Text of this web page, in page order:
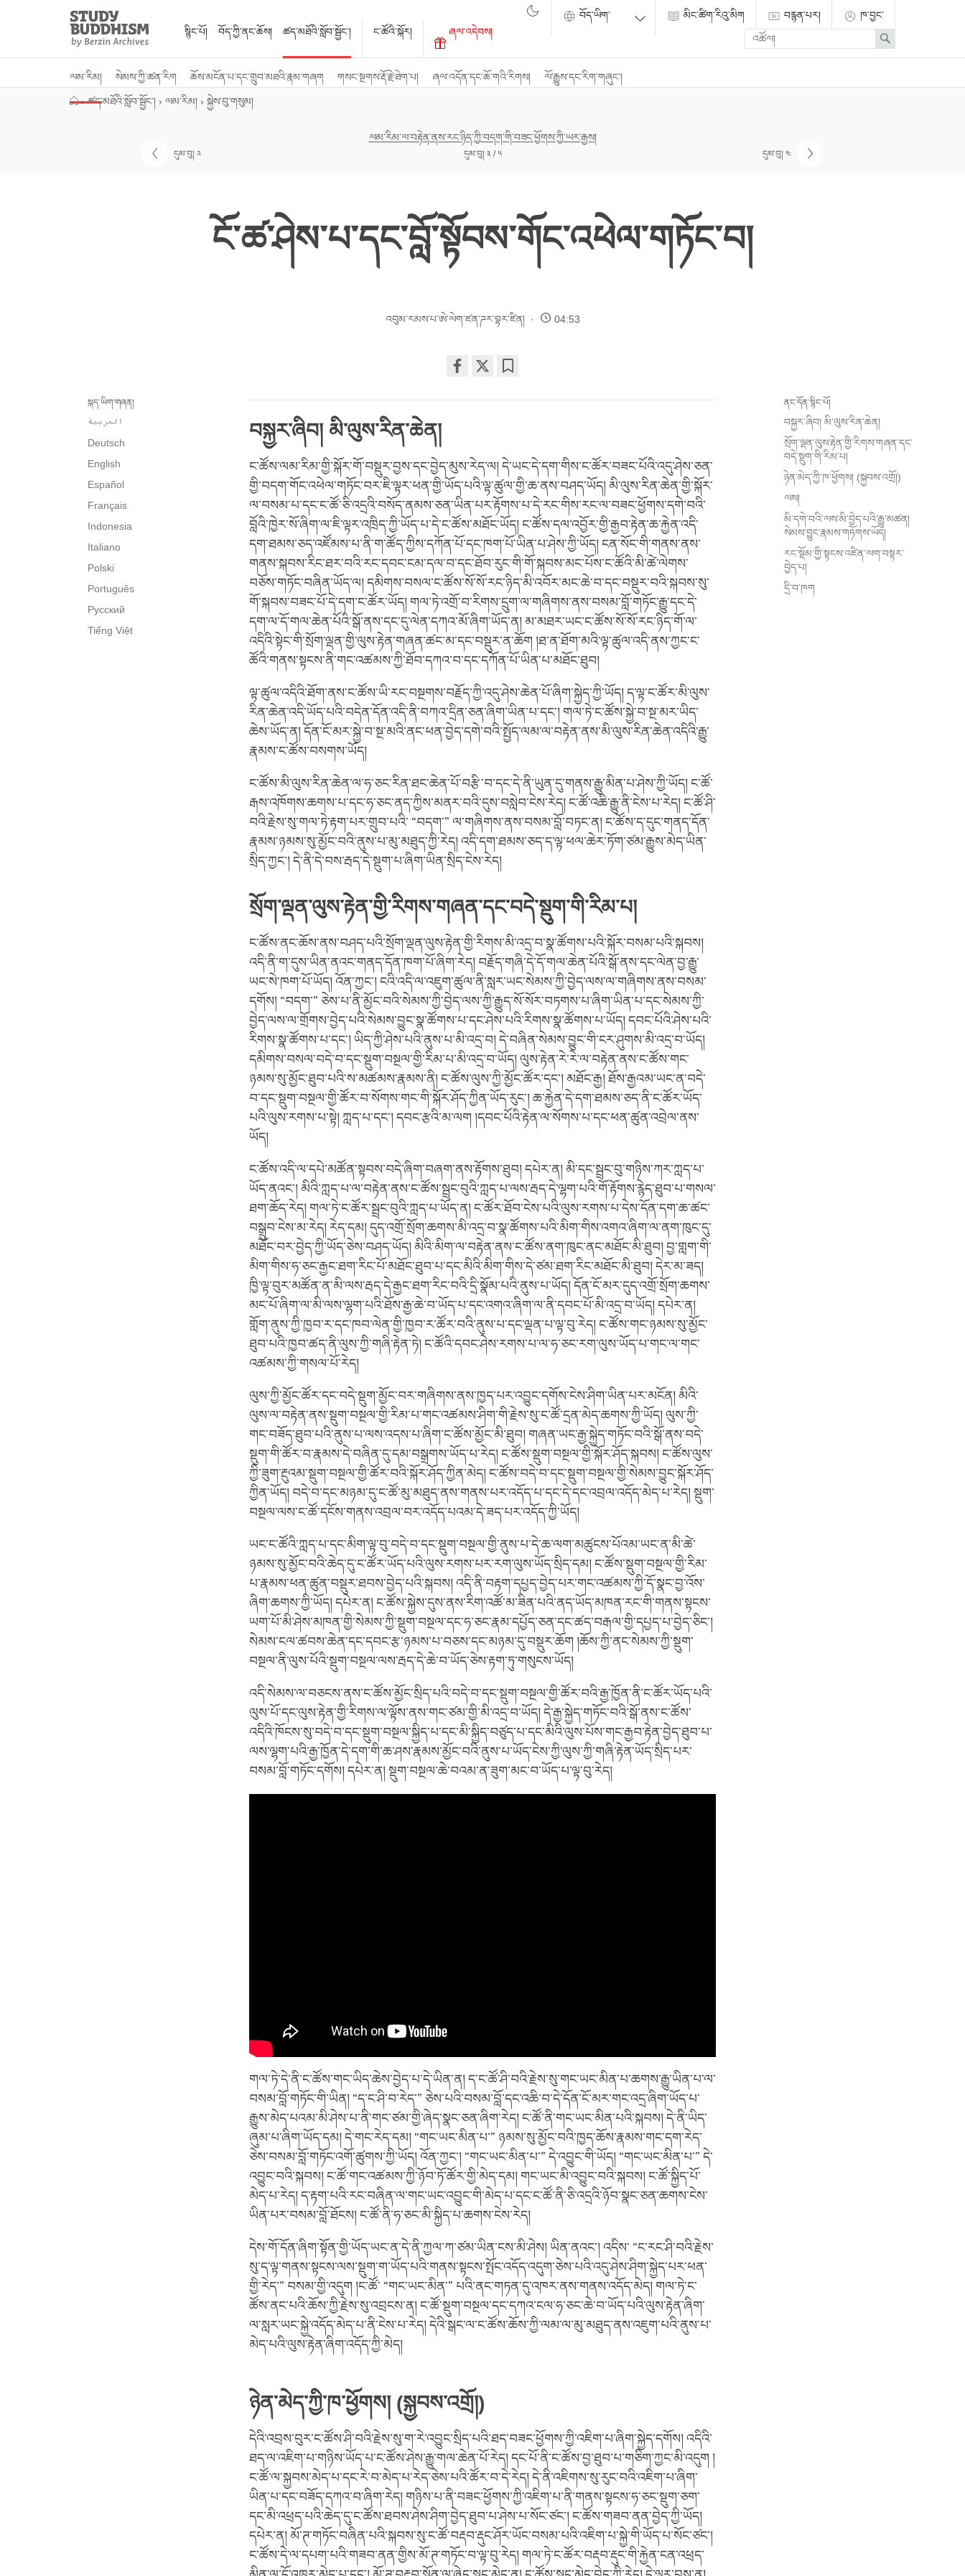
Study
Buddhism
Home
སྙིང་པོ། བོད་ཀྱི་ནང་ཆོས། ཚད་མཐོའི་སློབ་སྦྱོང་།
ལམ་རིམ། སེམས་ཀྱི་ཚན་རིག ཆོས་མངོན་པ་དང་གྲུབ་མཐའི་རྣམ་གཞག གསང་སྔགས་རྡོ་རྗེ་ཐེག་པ། ཞལ་འདོན་དང་ཆོ་གའི་རིགས། ལོ་རྒྱུས་དང་རིག་གཞུང་།
ང་ཚོའི་སྐོར། ཞལ་འདེབས།
མིང་ཚིག་རིའུ་མིག བརྙན་པར།
ཁ་བྱང་
Enter
search
term
Search
›ཚད་མཐོའི་སློབ་སྦྱོང་། › ལམ་རིམ། › སྐྱེས་བུ་གསུམ།
དུམ་བུ། ༢
ལམ་རིམ་ལ་བརྟེན་ནས་རང་ཉིད་ཀྱི་བདག་གི་བཟང་ཕྱོགས་ཀྱི་ཡར་རྒྱས།
དུམ་བུ། ༣ / ༥ དུམ་བུ། ༤
ངོ་ཚ་ཤེས་པ་དང་བློ་སྟོབས་གོང་འཕེལ་གཏོང་བ།
འབུམ་རམས་པ་ཨེ་ལེག་ཛན་ཌར་བྷར་ཛིན། 04:53
on
ནང་དོན་སྙིང་པོ།
བསྐྱར་ཞིབ། མི་ལུས་རིན་ཆེན།
སྲོག་ལྡན་ལུས་རྟེན་གྱི་རིགས་གཞན་དང་
བདེ་སྡུག་གི་རིམ་པ།
ཉེན་མེད་ཀྱི་ཁ་ཕྱོགས། (སྐྱབས་འགྲོ།)
ལས།
མི་དགེ་བའི་ལས་མི་བྱེད་པའི་རྒྱུ་མཚན།
སེམས་བྱུང་རྣམས་གཏོགས་ཡོད།
རང་སྡོམ་གྱི་སྟངས་འཛིན་ལག་བསྟར་
བྱེད་པ།
དྲི་བ་ཁག
སྐད་ཡིག་གཞན།
العربية
Deutsch
English
Español
Français
Indonesia
Italiano
Polski
Português
Русский
Tiếng Việt
བསྐྱར་ཞིབ། མི་ལུས་རིན་ཆེན།
ང་ཚོས་ལམ་རིམ་གྱི་སྐོར་གོ་བསྡུར་བྱས་དང་བྱེད་མུས་རེད་ལ། དེ་ཡང་དེ་དག་གིས་ང་ཚོར་བཟང་པོའི་འདུ་ཤེས་ཅན་
གྱི་བདག་གོང་འཕེལ་གཏོང་བར་ཇི་ལྟར་ཕན་གྱི་ཡོད་པའི་ལྟ་ཚུལ་གྱི་ཆ་ནས་བཤད་ཡོད། མི་ལུས་རིན་ཆེན་གྱི་སྐོར་
ལ་བསམ་པ་དང་ང་ཚོ་ཅི་འདྲའི་བསོད་ནམས་ཅན་ཡིན་པར་རྟོགས་པ་དེ་རང་གིས་རང་ལ་བཟང་ཕྱོགས་དགེ་བའི་
བློའི་ཁྱེར་སོ་ཞིག་ལ་ཇི་ལྟར་འཁྲིད་ཀྱི་ཡོད་པ་དེ་ང་ཚོས་མཐོང་ཡོད། ང་ཚོས་དལ་འབྱོར་གྱི་རྒྱབ་རྟེན་ཆ་རྐྱེན་འདི་
དག་ཐམས་ཅད་འཛོམས་པ་ནི་ག་ཚོད་ཀྱིས་དཀོན་པོ་དང་ཁག་པོ་ཡིན་པ་ཤེས་ཀྱི་ཡོད། ངན་སོང་གི་གནས་ནས་
གནས་སྐབས་རིང་ཐར་བའི་རང་དབང་ངམ་དལ་བ་དང་ཐོབ་རུང་གི་གོ་སྐབས་མང་པོས་ང་ཚོའི་མི་ཚེ་ལེགས་
བཅོས་གཏོང་བཞིན་ཡོད་ལ། དམིགས་བསལ་ང་ཚོས་སོ་སོ་རང་ཉིད་མི་འབོར་མང་ཆེ་བ་དང་བསྡུར་བའི་སྐབས་སུ་
གོ་སྐབས་བཟང་པོ་དེ་དག་ང་ཚོར་ཡོད། གལ་ཏེ་འགྲོ་བ་རིགས་དྲུག་ལ་གཞིགས་ནས་བསམ་བློ་གཏོང་རྒྱུ་དང་དེ་
དག་ལ་དོ་གལ་ཆེན་པོའི་སྒོ་ནས་དང་དུ་ལེན་དཀའ་མོ་ཞིག་ཡོད་ན། མ་མཐར་ཡང་ང་ཚོས་སོ་སོ་རང་ཉིད་གོ་ལ་
འདིའི་སྟེང་གི་སྲོག་ལྡན་གྱི་ལུས་རྟེན་གཞན་ཚང་མ་དང་བསྡུར་ན་ཆོག །ཐ་ན་ཐོག་མའི་ལྟ་ཚུལ་འདི་ནས་ཀྱང་ང་
ཚོའི་གནས་སྟངས་ནི་གང་འཚམས་ཀྱི་ཐོབ་དཀའ་བ་དང་དཀོན་པོ་ཡིན་པ་མཐོང་ཐུབ།
ལྟ་ཚུལ་འདིའི་ཐོག་ནས་ང་ཚོས་ཡི་རང་བསྔགས་བརྗོད་ཀྱི་འདུ་ཤེས་ཆེན་པོ་ཞིག་སྐྱེད་ཀྱི་ཡོད། ད་ལྟ་ང་ཚོར་མི་ལུས་
རིན་ཆེན་འདི་ཡོད་པའི་བདེན་དོན་འདི་ནི་བཀའ་དྲིན་ཅན་ཞིག་ཡིན་པ་དང་། གལ་ཏེ་ང་ཚོས་སྐྱེ་བ་སྔ་མར་ཡིད་
ཆེས་ཡོད་ན། དོན་ངོ་མར་སྐྱེ་བ་སྔ་མའི་ནང་ཕན་བྱེད་དགེ་བའི་སྤྱོད་ལམ་ལ་བརྟེན་ནས་མི་ལུས་རིན་ཆེན་འདིའི་རྒྱུ་
རྣམས་ང་ཚོས་བསགས་ཡོད།
ང་ཚོས་མི་ལུས་རིན་ཆེན་ལ་ཧ་ཅང་རིན་ཐང་ཆེན་པོ་བརྩི་བ་དང་དེ་ནི་ཡུན་དུ་གནས་རྒྱུ་མིན་པ་ཤེས་ཀྱི་ཡོད། ང་ཚོ་
རྒས་འཁོགས་ཆགས་པ་དང་ཧ་ཅང་ནད་ཀྱིས་མནར་བའི་དུས་བསླེབ་ངེས་རེད། ང་ཚོ་འཆི་རྒྱུ་ནི་ངེས་པ་རེད། ང་ཚོ་ཤི་
བའི་རྗེས་སུ་གལ་ཏེ་རྟག་པར་གྲུབ་པའི་ “བདག་” ལ་གཞིགས་ནས་བསམ་བློ་བཏང་ན། ང་ཚོས་ད་དུང་གནད་དོན་
རྣམས་ཉམས་སུ་མྱོང་བའི་ནུས་པ་མུ་མཐུད་ཀྱི་རེད། འདི་དག་ཐམས་ཅད་ད་ལྟ་ཕལ་ཆེར་ཏོག་ཙམ་རྒྱུས་མེད་ཡིན་
སྲིད་ཀྱང་། དེ་ནི་དེ་བས་རྦད་དེ་སྡུག་པ་ཞིག་ཡིན་སྲིད་ངེས་རེད།
སྲོག་ལྡན་ལུས་རྟེན་གྱི་རིགས་གཞན་དང་བདེ་སྡུག་གི་རིམ་པ།
ང་ཚོས་ནང་ཆོས་ནས་བཤད་པའི་སྲོག་ལྡན་ལུས་རྟེན་གྱི་རིགས་མི་འདྲ་བ་སྣ་ཚོགས་པའི་སྐོར་བསམ་པའི་སྐབས།
འདི་ནི་ག་དུས་ཡིན་ནའང་གནད་དོན་ཁག་པོ་ཞིག་རེད། བརྗོད་གཞི་དེ་དོ་གལ་ཆེན་པོའི་སྒོ་ནས་དང་ལེན་བྱ་རྒྱུ་
ཡང་སེ་ཁག་པོ་ཡོད། འོན་ཀྱང་། ངའི་འདི་ལ་འཇུག་ཚུལ་ནི་སླར་ཡང་སེམས་ཀྱི་བྱེད་ལས་ལ་གཞིགས་ནས་བསམ་
དགོས། “བདག་” ཅེས་པ་ནི་མྱོང་བའི་སེམས་ཀྱི་བྱེད་ལས་ཀྱི་རྒྱུད་སོ་སོར་བཏགས་པ་ཞིག་ཡིན་པ་དང་སེམས་ཀྱི་
བྱེད་ལས་ལ་གྲོགས་བྱེད་པའི་སེམས་བྱུང་སྣ་ཚོགས་པ་དང་ཤེས་པའི་རིགས་སྣ་ཚོགས་པ་ཡོད། དབང་པོའི་ཤེས་པའི་
རིགས་སྣ་ཚོགས་པ་དང་། ཡིད་ཀྱི་ཤེས་པའི་ནུས་པ་མི་འདྲ་བ། དེ་བཞིན་སེམས་བྱུང་གི་ངར་ཤུགས་མི་འདྲ་བ་ཡོད།
དམིགས་བསལ་བདེ་བ་དང་སྡུག་བསྔལ་གྱི་རིམ་པ་མི་འདྲ་བ་ཡོད། ལུས་རྟེན་རེ་རེ་ལ་བརྟེན་ནས་ང་ཚོས་གང་
ཉམས་སུ་མྱོང་ཐུབ་པའི་ས་མཚམས་རྣམས་ནི། ང་ཚོས་ལུས་ཀྱི་མྱོང་ཚོར་དང་། མཐོང་རྒྱ། ཐོས་རྒྱའམ་ཡང་ན་བདེ་
བ་དང་སྡུག་བསྔལ་གྱི་ཚོར་བ་སོགས་གང་གི་སྐོར་ཤོད་ཀྱིན་ཡོད་རུང་། ཆ་རྐྱེན་དེ་དག་ཐམས་ཅད་ནི་ང་ཚོར་ཡོད་
པའི་ལུས་རགས་པ་སྟེ། ཀླད་པ་དང་། དབང་རྩའི་མ་ལག །དབང་པོའི་རྟེན་ལ་སོགས་པ་དང་ཕན་ཚུན་འབྲེལ་ནས་
ཡོད།
ང་ཚོས་འདི་ལ་དཔེ་མཚོན་སྟབས་བདེ་ཞིག་བཞག་ནས་རྟོགས་ཐུབ། དཔེར་ན། མི་དང་སྦྲང་བུ་གཉིས་ཀར་ཀླད་པ་
ཡོད་ནའང་། མིའི་ཀླད་པ་ལ་བརྟེན་ནས་ང་ཚོས་སྦྲང་བུའི་ཀླད་པ་ལས་རྦད་དེ་ལྷག་པའི་གོ་རྟོགས་རྙེད་ཐུབ་པ་གསལ་
ཐག་ཆོད་རེད། གལ་ཏེ་ང་ཚོར་སྦྲང་བུའི་ཀླད་པ་ཡོད་ན། ང་ཚོར་ཐོབ་ངེས་པའི་ལུས་རགས་པ་དེས་དོན་དག་ཆ་ཚང་
བསྒྲུབ་ངེས་མ་རེད། རེད་དམ། དུད་འགྲོ་སྲོག་ཆགས་མི་འདྲ་བ་སྣ་ཚོགས་པའི་མིག་གིས་འགའ་ཞིག་ལ་ནག་ཁུང་དུ་
མཐོང་བར་བྱེད་ཀྱི་ཡོད་ཅེས་བཤད་ཡོད། མིའི་མིག་ལ་བརྟེན་ནས་ང་ཚོས་ནག་ཁུང་ནང་མཐོང་མི་ཐུབ། བྱ་གླག་གི་
མིག་གིས་ཧ་ཅང་རྒྱང་ཐག་རིང་པོ་མཐོང་ཐུབ་པ་དང་མིའི་མིག་གིས་དེ་ཙམ་ཐག་རིང་མཐོང་མི་ཐུབ། དེར་མ་ཟད།
ཁྱི་ལྟ་བུར་མཚོན་ན་མི་ལས་རྦད་དེ་རྒྱང་ཐག་རིང་བའི་དྲི་སྣོམ་པའི་ནུས་པ་ཡོད། དོན་ངོ་མར་དུད་འགྲོ་སྲོག་ཆགས་
མང་པོ་ཞིག་ལ་མི་ལས་ལྷག་པའི་ཐོས་རྒྱ་ཆེ་བ་ཡོད་པ་དང་འགའ་ཞིག་ལ་ནི་དབང་པོ་མི་འདྲ་བ་ཡོད། དཔེར་ན།
གློག་ནུས་ཀྱི་ཁྱབ་ར་དང་ཁབ་ལེན་གྱི་ཁྱབ་ར་ཚོར་བའི་ནུས་པ་དང་ལྡན་པ་ལྟ་བུ་རེད། ང་ཚོས་གང་ཉམས་སུ་མྱོང་
ཐུབ་པའི་ཁྱབ་ཚད་ནི་ལུས་ཀྱི་གཞི་རྟེན་ཏེ། ང་ཚོའི་དབང་ཤེས་རགས་པ་ལ་ཧ་ཅང་རག་ལུས་ཡོད་པ་གང་ལ་གང་
འཚམས་ཀྱི་གསལ་པོ་རེད།
ལུས་ཀྱི་མྱོང་ཚོར་དང་བདེ་སྡུག་མྱོང་བར་གཞིགས་ནས་ཁྱད་པར་འབྱུང་དགོས་ངེས་ཤིག་ཡིན་པར་མངོན། མིའི་
ལུས་ལ་བརྟེན་ནས་སྡུག་བསྔལ་གྱི་རིམ་པ་གང་འཚམས་ཤིག་གི་རྗེས་སུ་ང་ཚོ་དྲན་མེད་ཆགས་ཀྱི་ཡོད། ལུས་ཀྱི་
གང་བཟོད་ཐུབ་པའི་ནུས་པ་ལས་འདས་པ་ཞིག་ང་ཚོས་མྱོང་མི་ཐུབ། གཞན་ཡང་རྒྱ་སྐྱེད་གཏོང་བའི་སྒོ་ནས་བདེ་
སྡུག་གི་ཚོར་བ་རྣམས་དེ་བཞིན་དུ་དམ་བསྒྲགས་ཡོད་པ་རེད། ང་ཚོས་སྡུག་བསྔལ་གྱི་སྐོར་ཤོད་སྐབས། ང་ཚོས་ལུས་
ཀྱི་ཟུག་རྔུའམ་སྡུག་བསྔལ་གྱི་ཚོར་བའི་སྐོར་ཤོད་ཀྱིན་མེད། ང་ཚོས་བདེ་བ་དང་སྡུག་བསྔལ་གྱི་སེམས་བྱུང་སྐོར་ཤོད་
ཀྱིན་ཡོད། བདེ་བ་དང་མཉམ་དུ་ང་ཚོ་མུ་མཐུད་ནས་གནས་པར་འདོད་པ་དང་དེ་དང་འབྲལ་འདོད་མེད་པ་རེད། སྡུག་
བསྔལ་ལས་ང་ཚོ་དངོས་གནས་འབྲལ་བར་འདོད་པའམ་དེ་ཟད་པར་འདོད་ཀྱི་ཡོད།
ཡང་ང་ཚོའི་ཀླད་པ་དང་མིག་ལྟ་བུ་བདེ་བ་དང་སྡུག་བསྔལ་གྱི་ནུས་པ་དེ་ཆ་ལག་མཚུངས་པོའམ་ཡང་ན་མི་ཚེ་
ཉམས་སུ་མྱོང་བའི་ཆེད་དུ་ང་ཚོར་ཡོད་པའི་ལུས་རགས་པར་རག་ལུས་ཡོད་སྲིད་དམ། ང་ཚོས་སྡུག་བསྔལ་གྱི་རིམ་
པ་རྣམས་ཕན་ཚུན་བསྡུར་ཐབས་བྱེད་པའི་སྐབས། འདི་ནི་བརྟག་དཔྱད་བྱེད་པར་གང་འཚམས་ཀྱི་དོ་སྣང་བྱ་འོས་
ཞིག་ཆགས་ཀྱི་ཡོད། དཔེར་ན། ང་ཚོས་སྐྱེས་དུས་ནས་རིག་འཚོ་མ་ཟིན་པའི་ནད་ཡོད་མཁན་རང་གི་གནས་སྟངས་
ཡག་པོ་མི་ཤེས་མཁན་གྱི་སེམས་ཀྱི་སྡུག་བསྔལ་དང་ཧ་ཅང་རྣམ་དཔྱོད་ཅན་དང་ཚད་བརྒལ་གྱི་དཔྱད་པ་བྱེད་ཅིང་།
སེམས་ངལ་ཚབས་ཆེན་དང་དབང་རྩ་ཉམས་པ་བཅས་དང་མཉམ་དུ་བསྡུར་ཆོག །ཆོས་ཀྱི་ནང་སེམས་ཀྱི་སྡུག་
བསྔལ་ནི་ལུས་པོའི་སྡུག་བསྔལ་ལས་རྦད་དེ་ཆེ་བ་ཡོད་ཅེས་རྟག་ཏུ་གསུངས་ཡོད།
འདི་སེམས་ལ་བཅངས་ནས་ང་ཚོས་མྱོང་སྲིད་པའི་བདེ་བ་དང་སྡུག་བསྔལ་གྱི་ཚོར་བའི་རྒྱ་ཁྱོན་ནི་ང་ཚོར་ཡོད་པའི་
ལུས་པོ་དང་ལུས་རྟེན་གྱི་རིགས་ལ་ལྟོས་ནས་གང་ཙམ་གྱི་མི་འདྲ་བ་ཡོད། དེ་རྒྱ་སྐྱེད་གཏོང་བའི་སྒོ་ནས་ང་ཚོས་
འདིའི་ཁོངས་སུ་བདེ་བ་དང་སྡུག་བསྔལ་སྐྱིད་པ་དང་མི་སྐྱིད་བཙུད་པ་དང་མིའི་ལུས་པོས་གང་རྒྱབ་རྟེན་བྱེད་ཐུབ་པ་
ལས་ལྷག་པའི་རྒྱ་ཁྱོན་དེ་དག་གི་ཆ་ཤས་རྣམས་མྱོང་བའི་ནུས་པ་ཡོད་ངེས་ཀྱི་ལུས་ཀྱི་གཞི་རྟེན་ཡོད་སྲིད་པར་
བསམ་བློ་གཏོང་དགོས། དཔེར་ན། སྡུག་བསྔལ་ཆེ་བའམ་ན་ཟུག་མང་བ་ཡོད་པ་ལྟ་བུ་རེད།
གལ་ཏེ་དེ་ནི་ང་ཚོས་གང་ཡིད་ཆེས་བྱེད་པ་དེ་ཡིན་ན། ད་ང་ཚོ་ཤི་བའི་རྗེས་སུ་གང་ཡང་མིན་པ་ཆགས་རྒྱུ་ཡིན་པ་ལ་
བསམ་བློ་གཏོང་གི་ཡིན། “ད་ང་ཤི་བ་རེད་” ཅེས་པའི་བསམ་བློ་དང་འཆི་བ་དེ་དོན་ངོ་མར་གང་འདྲ་ཞིག་ཡོད་པ་
རྒྱུས་མེད་པའམ་མི་ཤེས་པ་ནི་གང་ཙམ་གྱི་ཞེད་སྣང་ཅན་ཞིག་རེད། ང་ཚོ་ནི་གང་ཡང་མིན་པའི་སྐབས། དེ་ནི་ཡིད་
ཞུམ་པ་ཞིག་ཡོད་དམ། དེ་གང་རེད་དམ། “གང་ཡང་མིན་པ་” ཉམས་སུ་མྱོང་བའི་ཁྱད་ཆོས་རྣམས་གང་དག་རེད་
ཅེས་བསམ་བློ་གཏོང་འགོ་ཚུགས་ཀྱི་ཡོད། འོན་ཀྱང་། “གང་ཡང་མིན་པ་” དེ་འབྱུང་གི་ཡོད། “གང་ཡང་མིན་པ་” དེ་
འབྱུང་བའི་སྐབས། ང་ཚོ་གང་འཚམས་ཀྱི་ཉོབ་ཏོ་ཚོར་གྱི་མེད་དམ། གང་ཡང་མི་འབྱུང་བའི་སྐབས། ང་ཚོ་སྐྱིད་པོ་
མེད་པ་རེད། ད་རྟག་པའི་རང་བཞིན་ལ་གང་ཡང་འབྱུང་གི་མེད་པ་དང་ང་ཚོ་ནི་ཅི་འདྲའི་ཉོབ་སྣང་ཅན་ཆགས་ངེས་
ཡིན་པར་བསམ་བློ་ཐོངས། ང་ཚོ་ནི་ཧ་ཅང་མི་སྐྱིད་པ་ཆགས་ངེས་རེད།
དེས་གོ་དོན་ཞིག་སྟོན་གྱི་ཡོད་ཡང་ན་དེ་ནི་ཀྱལ་ཀ་ཙམ་ཡིན་ངས་མི་ཤེས། ཡིན་ནའང་། འདིས་ “ང་རང་ཤི་བའི་རྗེས་
སུ་ད་ལྟ་གནས་སྟངས་ལས་སྡུག་ག་ཡོད་པའི་གནས་སྟངས་སྤོང་འདོད་འདུག་ཅེས་པའི་འདུ་ཤེས་ཤིག་སྐྱེད་པར་ཕན་
གྱི་རེད་” བསམ་གྱི་འདུག །ང་ཚོ་ “གང་ཡང་མིན་” པའི་ནང་གཏན་དུ་འཁར་ནས་གནས་འདོད་མེད། གལ་ཏེ་ང་
ཚོས་ནང་པའི་ཆོས་ཀྱི་རྗེས་སུ་འབྲངས་ན། ང་ཚོ་སྡུག་བསྔལ་དང་དཀའ་ངལ་ཧ་ཅང་ཆེ་བ་ཡོད་པའི་ལུས་རྟེན་ཞིག་
ལ་སླར་ཡང་སྐྱེ་འདོད་མེད་པ་ནི་ངེས་པ་རེད། དེའི་སྒང་ལ་ང་ཚོས་ཆོས་ཀྱི་ལམ་ལ་མུ་མཐུད་ནས་འཇུག་པའི་ནུས་པ་
མེད་པའི་ལུས་རྟེན་ཞིག་འདོད་ཀྱི་མེད།
ཉེན་མེད་ཀྱི་ཁ་ཕྱོགས། (སྐྱབས་འགྲོ།)
དེའི་འབྲས་བུར་ང་ཚོས་ཤི་བའི་རྗེས་སུ་ག་རེ་འབྱུང་སྲིད་པའི་ཐད་བཟང་ཕྱོགས་ཀྱི་འཇིག་པ་ཞིག་སྐྱེད་དགོས། འདིའི་
ཐད་ལ་འཇིག་པ་གཉིས་ཡོད་པ་ང་ཚོས་ཤེས་རྒྱུ་གལ་ཆེན་པོ་རེད། དང་པོ་ནི་ང་ཚོས་བྱ་ཐུབ་པ་གཅིག་ཀྱང་མི་འདུག །
ང་ཚོ་ལ་སྐྱབས་མེད་པ་དང་རེ་བ་མེད་པ་རེད་ཅེས་པའི་ཚོར་བ་དེ་རེད། དེ་ནི་འཇིགས་སུ་རུང་བའི་འཇིག་པ་ཞིག་
ཡིན་པ་དང་བཟོད་དཀའ་བ་ཞིག་རེད། གཉིས་པ་ནི་བཟང་ཕྱོགས་ཀྱི་འཇིག་པ་ནི་གནས་སྟངས་ཧ་ཅང་སྡུག་ཅག་
དང་མི་འཕྲད་པའི་ཆེད་དུ་ང་ཚོས་ཐབས་ཤེས་ཤིག་བྱེད་ཐུབ་པ་ཤེས་པ་སོང་ཙང་། ང་ཚོས་གཟབ་ནན་བྱེད་ཀྱི་ཡོད།
དཔེར་ན། མོ་ཊ་གཏོང་བཞིན་པའི་སྐབས་སུ་ང་ཚོ་བརྡབ་རྡུང་ཤོར་ཡོང་བསམ་པའི་འཇིག་པ་སྐྱེ་གི་ཡོད་པ་སོང་ཙང་།
ང་ཚོས་དེ་ལ་དཔག་པའི་གཟབ་ནན་གྱིས་མོ་ཊ་གཏོང་བ་ལྟ་བུ་རེད། གལ་ཏེ་ང་ཚོར་བརྡབ་རྡུང་གི་རྐྱེན་ངན་འཕྲད་